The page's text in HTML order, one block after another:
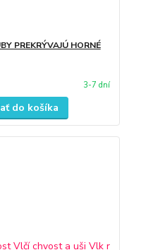
PREKRÝVAJÚ HORNÉ
3-7 dní
do košíka